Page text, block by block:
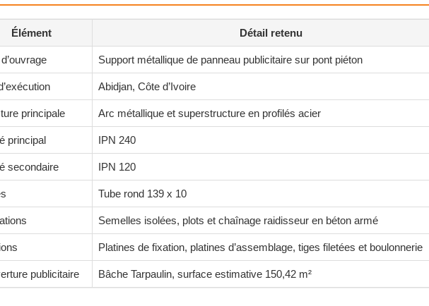
Élément Détail retenu
Support métallique de panneau publicitaire sur pont piéton
Abidjan, Côte d’Ivoire
principale Arc métallique et superstructure en profilés acier
principal IPN 240
secondaire IPN 120
Tube rond 139 x 10
Semelles isolées, plots et chaînage raidisseur en béton armé
Platines de fixation, platines d’assemblage, tiges filetées et boulonnerie
publicitaire Bâche Tarpaulin, surface estimative 150,42 m²